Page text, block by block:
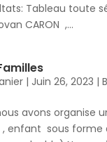
Tableau toute
CARON ,...
| Juin 26, 2023 |
avons organise
enfant sous forme